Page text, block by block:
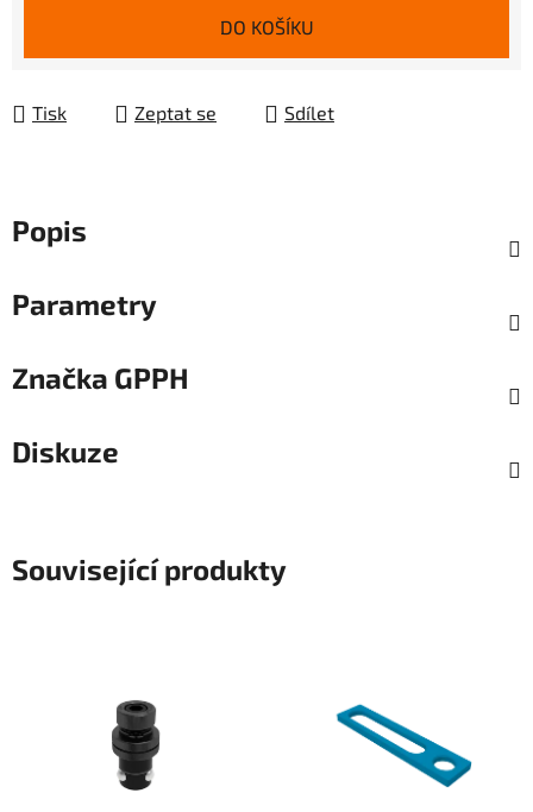
DO KOŠÍKU
Tisk Zeptat se Sdílet
Popis
Parametry
Značka GPPH
Diskuze
Související produkty